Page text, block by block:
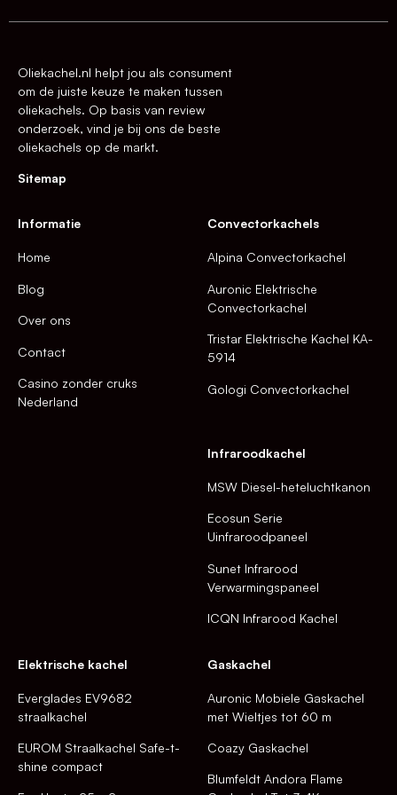
Oliekachel.nl helpt jou als consument
om de juiste keuze te maken tussen
oliekachels. Op basis van review
onderzoek, vind je bij ons de beste
oliekachels op de markt.
Sitemap
Informatie
Home
Blog
Over ons
Contact
Casino zonder cruks
Nederland
Convectorkachels
Alpina Convectorkachel
Auronic Elektrische
Convectorkachel
Tristar Elektrische Kachel KA-
5914
Gologi Convectorkachel
Infraroodkachel
MSW Diesel-heteluchtkanon
Ecosun Serie
Uinfraroodpaneel
Sunet Infrarood
Verwarmingspaneel
ICQN Infrarood Kachel
Elektrische kachel
Everglades EV9682
straalkachel
EUROM Straalkachel Safe-t-
shine compact
Gaskachel
Auronic Mobiele Gaskachel
met Wieltjes tot 60 m
Coazy Gaskachel
Blumfeldt Andora Flame